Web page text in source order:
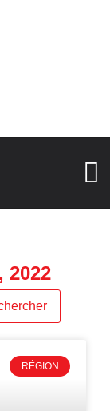
2022
RÉGION